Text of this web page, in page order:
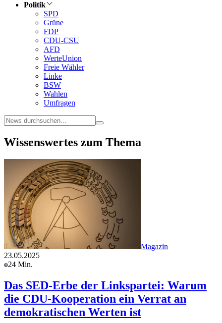
Politik
SPD
Grüne
FDP
CDU-CSU
AFD
WerteUnion
Freie Wähler
Linke
BSW
Wahlen
Umfragen
Wissenswertes zum Thema
Magazin
23.05.2025
24 Min.
Das SED-Erbe der Linkspartei: Warum
die CDU-Kooperation ein Verrat an
demokratischen Werten ist